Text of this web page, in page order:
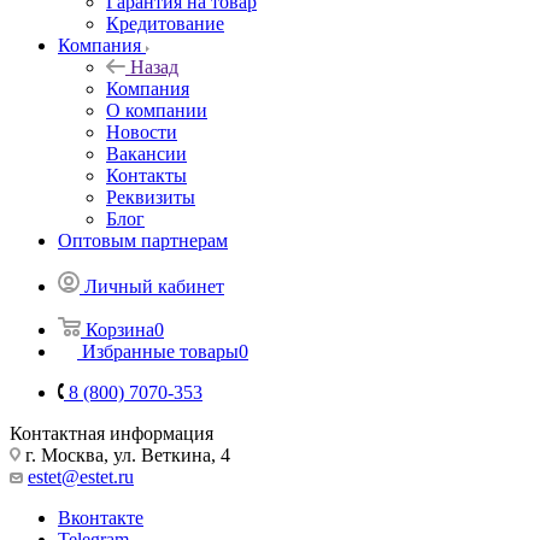
Кредитование
Компания
Назад
Компания
О компании
Новости
Вакансии
Контакты
Реквизиты
Блог
Оптовым партнерам
Личный кабинет
Корзина0
Избранные товары0
8 (800) 7070-353
Контактная информация
г. Москва, ул. Веткина, 4
estet@estet.ru
Вконтакте